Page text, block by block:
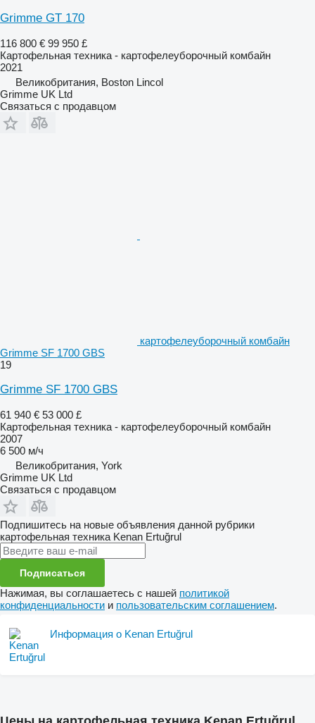
Grimme GT 170
116 800 € 99 950 £
Картофельная техника - картофелеуборочный комбайн
2021
Великобритания, Boston Lincol
Grimme UK Ltd
Связаться с продавцом
картофелеуборочный комбайн
Grimme SF 1700 GBS
19
Grimme SF 1700 GBS
61 940 € 53 000 £
Картофельная техника - картофелеуборочный комбайн
2007
6 500 м/ч
Великобритания, York
Grimme UK Ltd
Связаться с продавцом
Подпишитесь на новые объявления данной рубрики
картофельная техника Kenan Ertuğrul
Подписаться
Нажимая, вы соглашаетесь с нашей политикой
конфиденциальности и пользовательским соглашением.
Информация о Kenan Ertuğrul